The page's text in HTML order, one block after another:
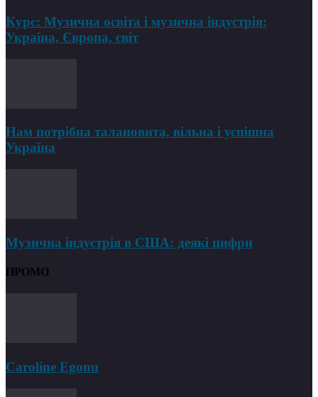
Курс: Музична освіта і музична індустрія:
Україна, Європа, світ
Нам потрібна талановита, вільна і успішна
Україна
Музична індустрія в США: деякі цифри
ПРОМО
Caroline Egonu